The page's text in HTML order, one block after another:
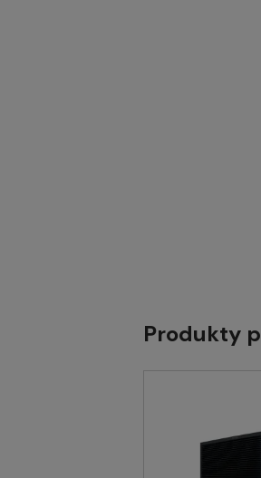
Produkty